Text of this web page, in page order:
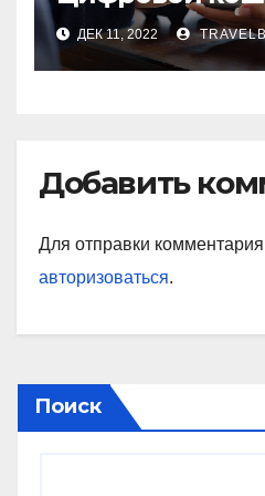
ДЕК 11, 2022
Добавить
Для отправки
авторизоваться.
Поиск